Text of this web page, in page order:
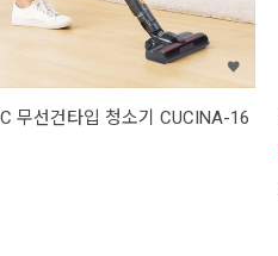
무선건타입 청소기 CUCINA-16